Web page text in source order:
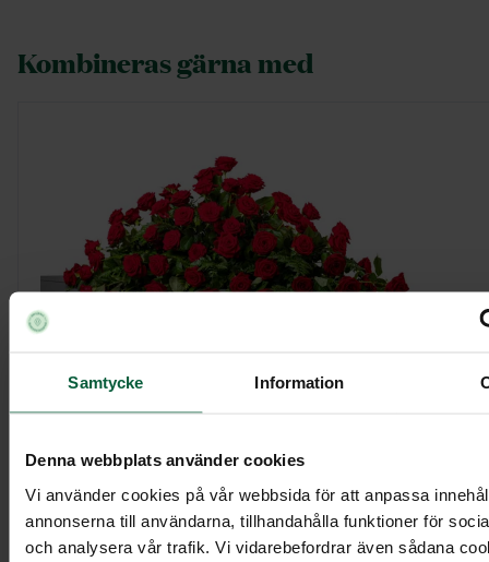
Samtycke Information
Denna webbplats använder cookies
Vi använder cookies på vår webbsida för att anpassa
annonserna till användarna, tillhandahålla funktioner för
och analysera vår trafik. Vi vidarebefordrar även sådana
Kombineras gärna med
Kistdekoration - Blommande kärlek